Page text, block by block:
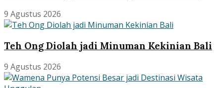
9 Agustus 2026
Teh Ong Diolah jadi Minuman Kekinian Bali
9 Agustus 2026